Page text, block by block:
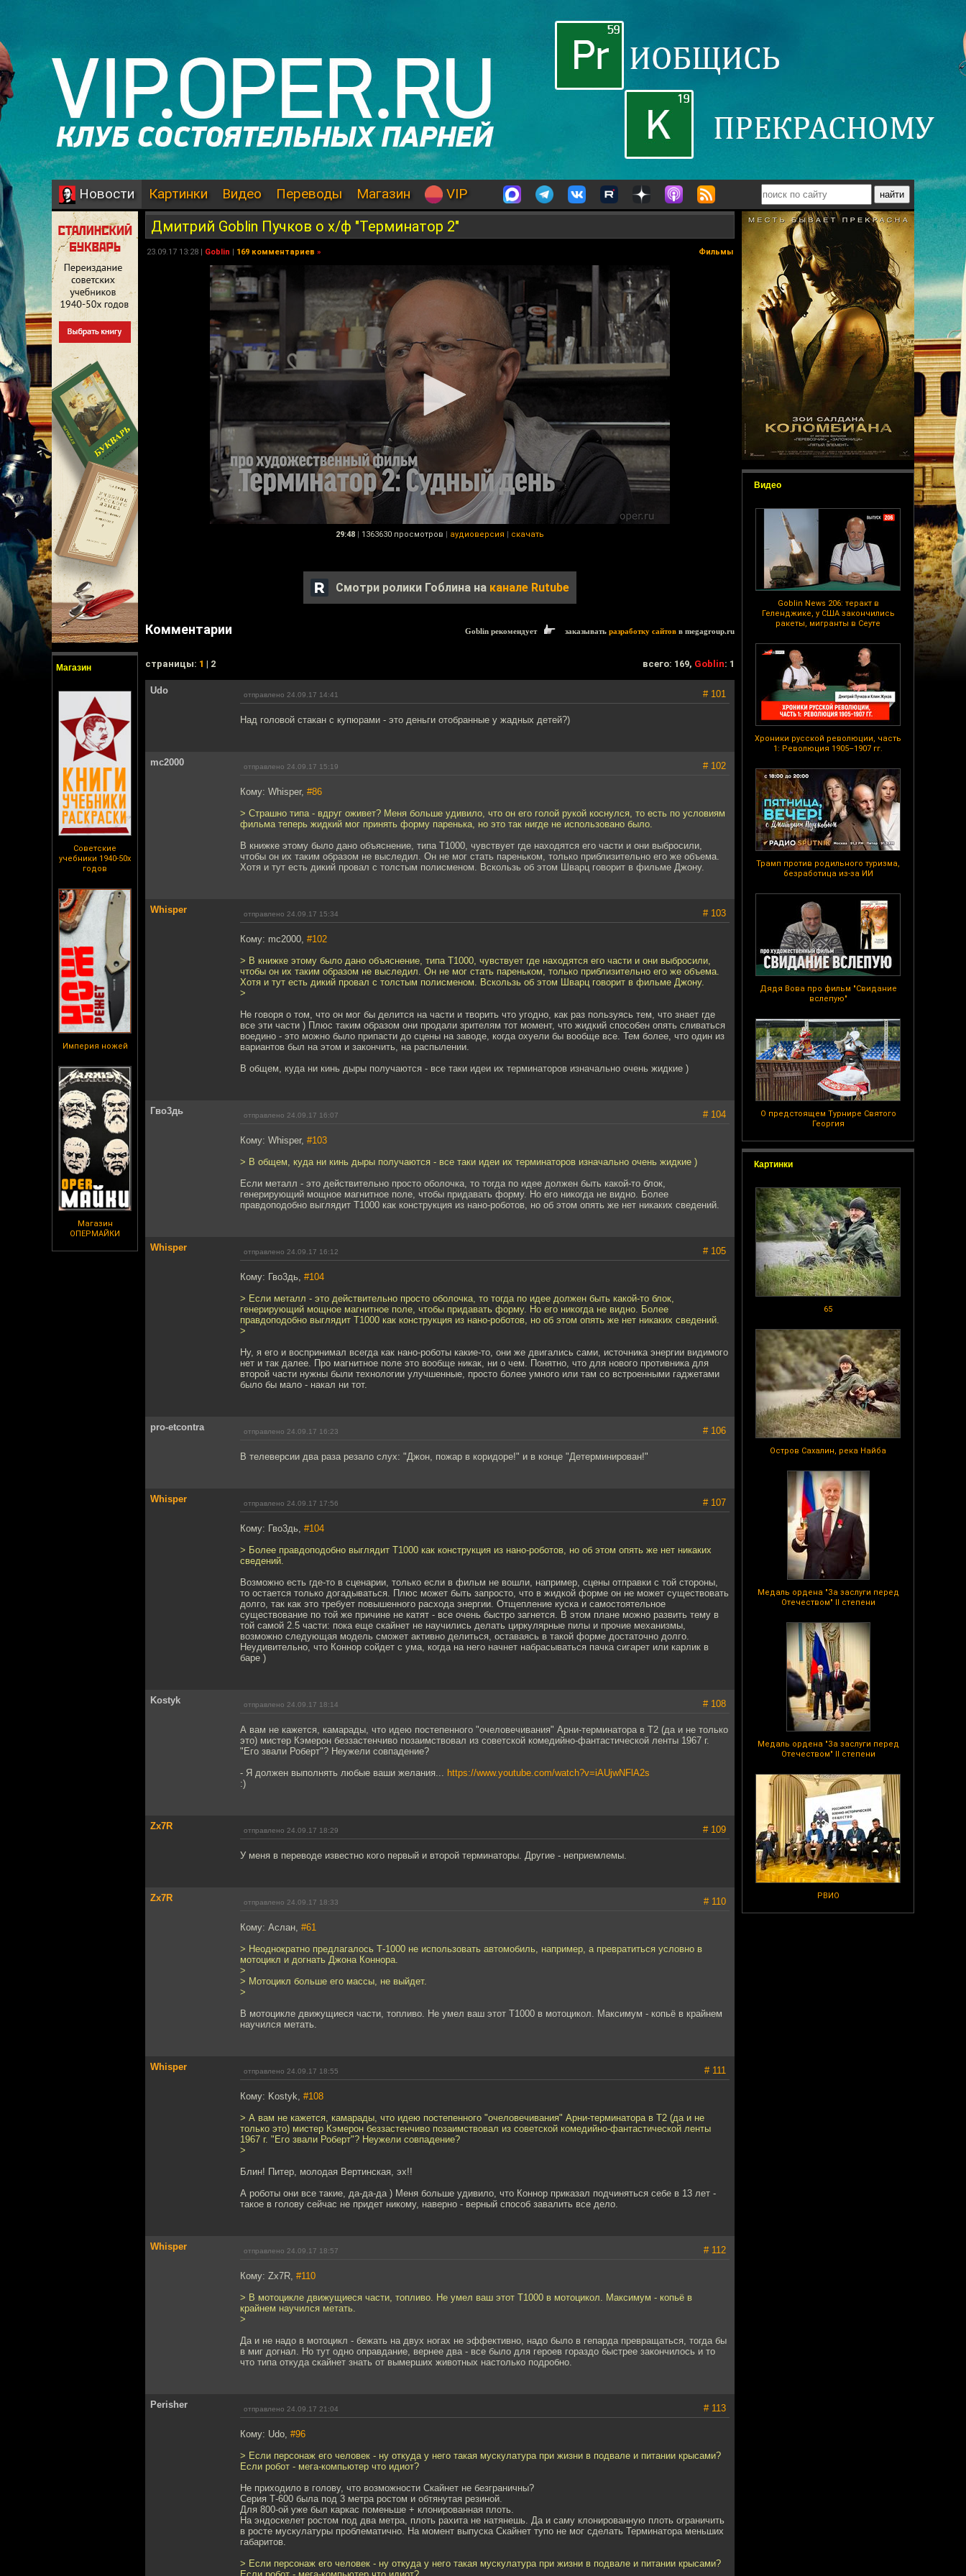
Новости Картинки Видео Переводы Магазин VIP
Магазин
Советские
учебники 1940-50х
годов
Империя ножей
Магазин
ОПЕРМАЙКИ
Видео
Goblin News 206: теракт в
Геленджике, у США закончились
ракеты, мигранты в Сеуте
Хроники русской революции, часть
1: Революция 1905–1907 гг.
Трамп против родильного туризма,
безработица из-за ИИ
Дядя Вова про фильм "Свидание
вслепую"
О предстоящем Турнире Святого
Георгия
Картинки
65
Остров Сахалин, река Найба
Медаль ордена "За заслуги перед
Отечеством" II степени
Медаль ордена "За заслуги перед
Отечеством" II степени
РВИО
Дмитрий Goblin Пучков о х/ф "Терминатор 2"
23.09.17 13:28 | Goblin | 169 комментариев » Фильмы
29:48 | 1363630 просмотров | аудиоверсия | скачать
Смотри ролики Гоблина на канале Rutube
Комментарии Goblin рекомендует заказывать разработку сайтов в megagroup.ru
cтраницы: 1 | 2 всего: 169, Goblin: 1
Udo отправлено 24.09.17 14:41 # 101
Над головой стакан с купюрами - это деньги отобранные у жадных детей?)
mc2000 отправлено 24.09.17 15:19 # 102
Кому: Whisper, #86
> Страшно типа - вдруг оживет? Меня больше удивило, что он его голой рукой коснулся, то есть по условиям
фильма теперь жидкий мог принять форму паренька, но это так нигде не использовано было.
В книжке этому было дано объяснение, типа Т1000, чувствует где находятся его части и они выбросили,
чтобы он их таким образом не выследил. Он не мог стать пареньком, только приблизительно его же объема.
Хотя и тут есть дикий провал с толстым полисменом. Вскользь об этом Шварц говорит в фильме Джону.
Whisper отправлено 24.09.17 15:34 # 103
Кому: mc2000, #102
> В книжке этому было дано объяснение, типа Т1000, чувствует где находятся его части и они выбросили,
чтобы он их таким образом не выследил. Он не мог стать пареньком, только приблизительно его же объема.
Хотя и тут есть дикий провал с толстым полисменом. Вскользь об этом Шварц говорит в фильме Джону.
>
Не говоря о том, что он мог бы делится на части и творить что угодно, как раз пользуясь тем, что знает где
все эти части ) Плюс таким образом они продали зрителям тот момент, что жидкий способен опять сливаться
воедино - это можно было припасти до сцены на заводе, когда охуели бы вообще все. Тем более, что один из
вариантов был на этом и закончить, на распылении.
В общем, куда ни кинь дыры получаются - все таки идеи их терминаторов изначально очень жидкие )
Гво3дь отправлено 24.09.17 16:07 # 104
Кому: Whisper, #103
> В общем, куда ни кинь дыры получаются - все таки идеи их терминаторов изначально очень жидкие )
Если металл - это действительно просто оболочка, то тогда по идее должен быть какой-то блок,
генерирующий мощное магнитное поле, чтобы придавать форму. Но его никогда не видно. Более
правдоподобно выглядит Т1000 как конструкция из нано-роботов, но об этом опять же нет никаких сведений.
Whisper отправлено 24.09.17 16:12 # 105
Кому: Гво3дь, #104
> Если металл - это действительно просто оболочка, то тогда по идее должен быть какой-то блок,
генерирующий мощное магнитное поле, чтобы придавать форму. Но его никогда не видно. Более
правдоподобно выглядит Т1000 как конструкция из нано-роботов, но об этом опять же нет никаких сведений.
>
Ну, я его и воспринимал всегда как нано-роботы какие-то, они же двигались сами, источника энергии видимого
нет и так далее. Про магнитное поле это вообще никак, ни о чем. Понятно, что для нового противника для
второй части нужны были технологии улучшенные, просто более умного или там со встроенными гаджетами
было бы мало - накал ни тот.
pro-etcontra отправлено 24.09.17 16:23 # 106
В телеверсии два раза резало слух: "Джон, пожар в коридоре!" и в конце "Детерминирован!"
Whisper отправлено 24.09.17 17:56 # 107
Кому: Гво3дь, #104
> Более правдоподобно выглядит Т1000 как конструкция из нано-роботов, но об этом опять же нет никаких
сведений.
Возможно есть где-то в сценарии, только если в фильм не вошли, например, сцены отправки с той стороны,
то остается только догадываться. Плюс может быть запросто, что в жидкой форме он не может существовать
долго, так как это требует повышенного расхода энергии. Отщепление куска и самостоятельное
существование по той же причине не катят - все очень быстро загнется. В этом плане можно развить тему в
той самой 2.5 части: пока еще скайнет не научились делать циркулярные пилы и прочие механизмы,
возможно следующая модель сможет активно делиться, оставаясь в такой форме достаточно долго.
Неудивительно, что Коннор сойдет с ума, когда на него начнет набрасываться пачка сигарет или карлик в
баре )
Kostyk отправлено 24.09.17 18:14 # 108
А вам не кажется, камарады, что идею постепенного "очеловечивания" Арни-терминатора в Т2 (да и не только
это) мистер Кэмерон беззастенчиво позаимствовал из советской комедийно-фантастической ленты 1967 г.
"Его звали Роберт"? Неужели совпадение?
- Я должен выполнять любые ваши желания... https://www.youtube.com/watch?v=iAUjwNFlA2s
:)
Zx7R отправлено 24.09.17 18:29 # 109
У меня в переводе известно кого первый и второй терминаторы. Другие - неприемлемы.
Zx7R отправлено 24.09.17 18:33 # 110
Кому: Аслан, #61
> Неоднократно предлагалось Т-1000 не использовать автомобиль, например, а превратиться условно в
мотоцикл и догнать Джона Коннора.
>
> Мотоцикл больше его массы, не выйдет.
>
В мотоцикле движущиеся части, топливо. Не умел ваш этот Т1000 в мотоцикол. Максимум - копьё в крайнем
научился метать.
Whisper отправлено 24.09.17 18:55 # 111
Кому: Kostyk, #108
> А вам не кажется, камарады, что идею постепенного "очеловечивания" Арни-терминатора в Т2 (да и не
только это) мистер Кэмерон беззастенчиво позаимствовал из советской комедийно-фантастической ленты
1967 г. "Его звали Роберт"? Неужели совпадение?
>
Блин! Питер, молодая Вертинская, эх!!
А роботы они все такие, да-да-да ) Меня больше удивило, что Коннор приказал подчиняться себе в 13 лет -
такое в голову сейчас не придет никому, наверно - верный способ завалить все дело.
Whisper отправлено 24.09.17 18:57 # 112
Кому: Zx7R, #110
> В мотоцикле движущиеся части, топливо. Не умел ваш этот Т1000 в мотоцикол. Максимум - копьё в
крайнем научился метать.
>
Да и не надо в мотоцикл - бежать на двух ногах не эффективно, надо было в гепарда превращаться, тогда бы
в миг догнал. Но тут одно оправдание, вернее два - все было для героев гораздо быстрее закончилось и то
что типа откуда скайнет знать от вымерших животных настолько подробно.
Perisher отправлено 24.09.17 21:04 # 113
Кому: Udo, #96
> Если персонаж его человек - ну откуда у него такая мускулатура при жизни в подвале и питании крысами?
Если робот - мега-компьютер что идиот?
Не приходило в голову, что возможности Скайнет не безграничны?
Серия Т-600 была под 3 метра ростом и обтянутая резиной.
Для 800-ой уже был каркас поменьше + клонированная плоть.
На эндоскелет ростом под два метра, плоть рахита не натянешь. Да и саму клонированную плоть ограничить
в росте мускулатуры проблематично. На момент выпуска Скайнет тупо не мог сделать Терминатора меньших
габаритов.
> Если персонаж его человек - ну откуда у него такая мускулатура при жизни в подвале и питании крысами?